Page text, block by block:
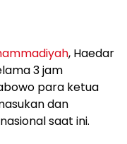
, Haedar
3 jam
para ketua
dan
saat ini.